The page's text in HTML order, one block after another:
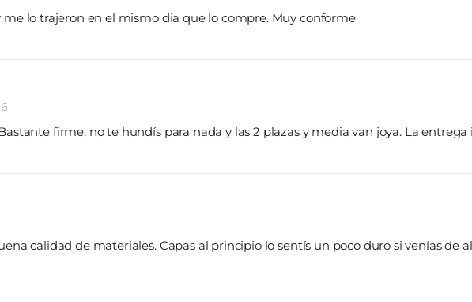
me lo trajeron en el mismo dia que lo compre. Muy conforme
firme, no te hundís para nada y las 2 plazas y media van joya. La
calidad de materiales. Capas al principio lo sentís un poco duro si venías de